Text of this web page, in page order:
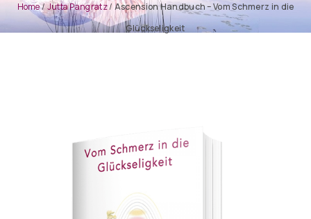
Home/Jutta Pangratz/ Ascension Handbuch – Vom Schmerz in die
Glückseligkeit